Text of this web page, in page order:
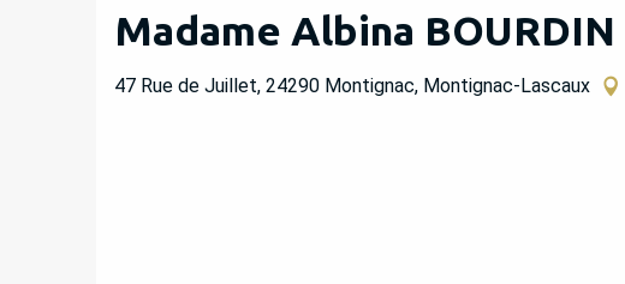
Madame Albina BOURDIN
47 Rue de Juillet, 24290 Montignac, Montignac-Lascaux